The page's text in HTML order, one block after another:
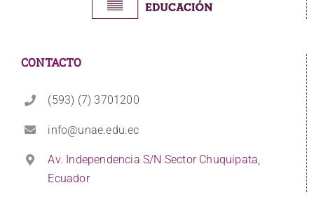
CONTACTO
(593) (7) 3701200
info@unae.edu.ec
Av. Independencia S/N Sector Chuquipata,
Ecuador